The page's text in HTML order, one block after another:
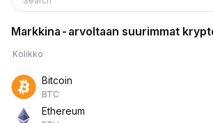
Markkina-arvoltaan suurimmat
Kolikko
Bitcoin
BTC
Ethereum